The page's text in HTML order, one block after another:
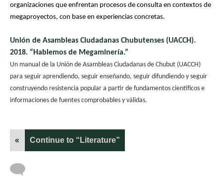
organizaciones que enfrentan procesos de consulta en contextos de
megaproyectos, con base en experiencias concretas.
Unión de Asambleas Ciudadanas Chubutenses (UACCH).
2018. “Hablemos de Megaminería.”
Un manual de la Unión de Asambleas Ciudadanas de Chubut (UACCH)
para seguir aprendiendo, seguir enseñando, seguir difundiendo y seguir
construyendo resistencia popular a partir de fundamentos científicos e
informaciones de fuentes comprobables y válidas.
« Continue to “Literature”